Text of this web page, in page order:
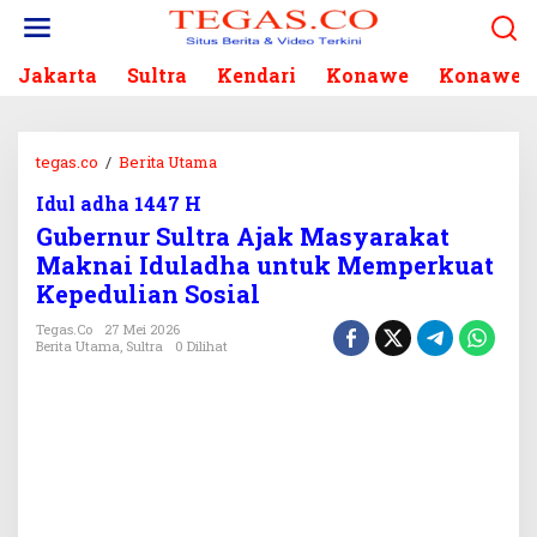
Jakarta Sultra Kendari Konawe Konawe
tegas.co / Berita Utama
e
r
n
u
S
Idul adha 1447 H
Gubernur Sultra Ajak Masyarakat
Maknai Iduladha untuk Memperkuat
Kepedulian Sosial
Tegas.co
27 Mei 2026
Berita Utama, Sultra 0 Dilihat